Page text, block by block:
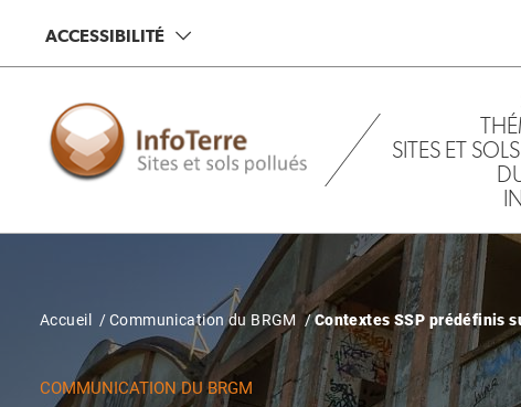
contenu
ACCESSIBILITÉ
SITES ET
Fil
d'Ariane
Accueil Communication du BRGM Contextes SSP prédéfinis
COMMUNICATION DU BRGM